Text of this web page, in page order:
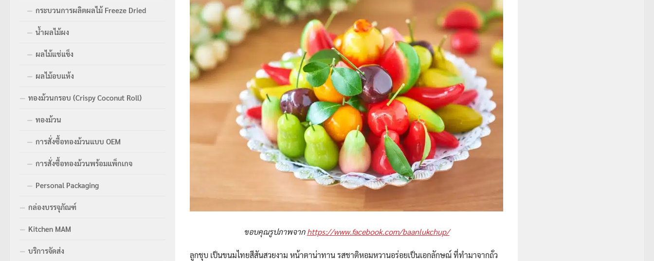
ขอบคุณรูปภาพจากhttps://www.facebook.com/baanlukchup/
ลูกชุบ เป็นขนมไทยสีสันสวยงาม หน้าตาน่าทาน รสชาติหอมหวานอร่อยเป็นเอกลักษณ์ ที่ทำมาจากถั่ว
กระบวนการผลิตผลไม้ Freeze Dried
น้ำผลไม้ผง
ผลไม้แช่แข็ง
ผลไม้อบแห้ง
ทองม้วนกรอบ (Crispy Coconut Roll)
ทองม้วน
การสั่งซื้อทองม้วนแบบ OEM
การสั่งซื้อทองม้วนพร้อมแพ็กเกจ
Personal Packaging
กล่องบรรจุภัณฑ์
Kitchen MAM
บริการจัดส่ง